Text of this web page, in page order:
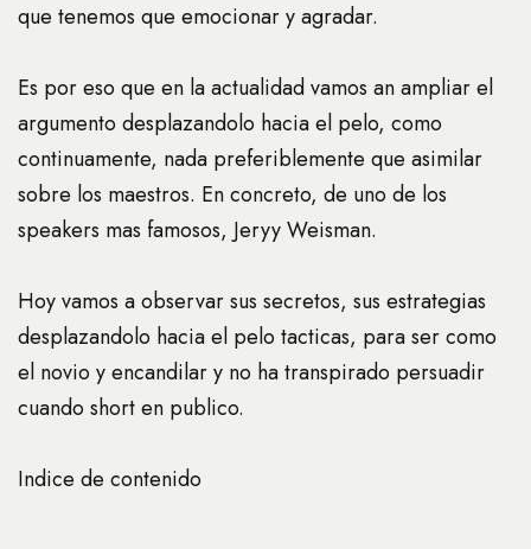
que tenemos que emocionar y agradar.
Es por eso que en la actualidad vamos an ampliar el
argumento desplazandolo hacia el pelo, como
continuamente, nada preferiblemente que asimilar
sobre los maestros. En concreto, de uno de los
speakers mas famosos, Jeryy Weisman.
Hoy vamos a observar sus secretos, sus estrategias
desplazandolo hacia el pelo tacticas, para ser como
el novio y encandilar y no ha transpirado persuadir
cuando short en publico.
Indice de contenido